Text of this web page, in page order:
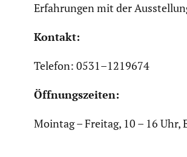
Erfah­rungen mit der
Kontakt:
Telefon: 0531–1219674
Öffnungs­zeiten:
Mointag – Freitag, 10 – 16